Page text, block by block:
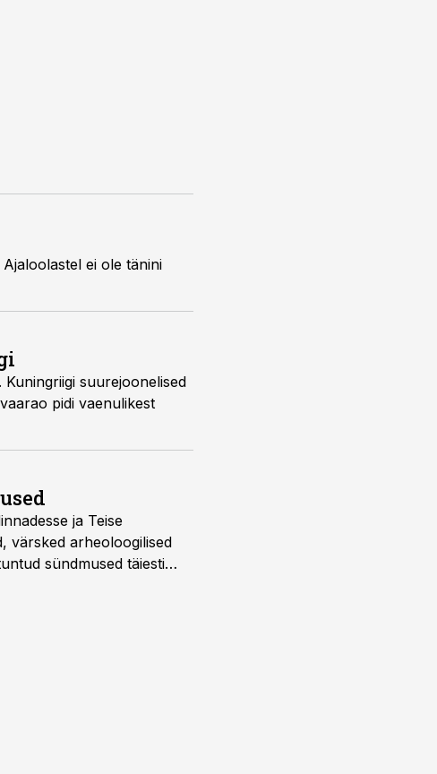
ei ole tänini
suurejoonelised
pidi vaenulikest
ja Teise
värsked arheoloogilised
sündmused täiesti